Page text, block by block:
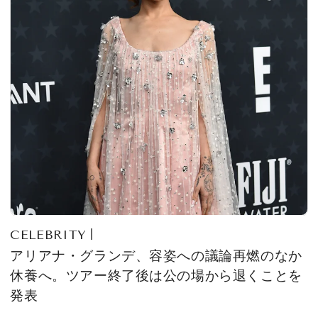
CELEBRITY
アリアナ・グランデ、容姿への議論再燃のなか
休養へ。ツアー終了後は公の場から退くことを
発表